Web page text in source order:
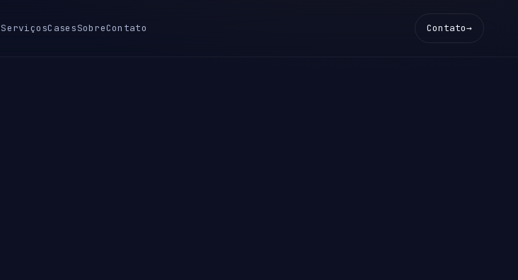
ServiçosCasesSobreContato Contato→